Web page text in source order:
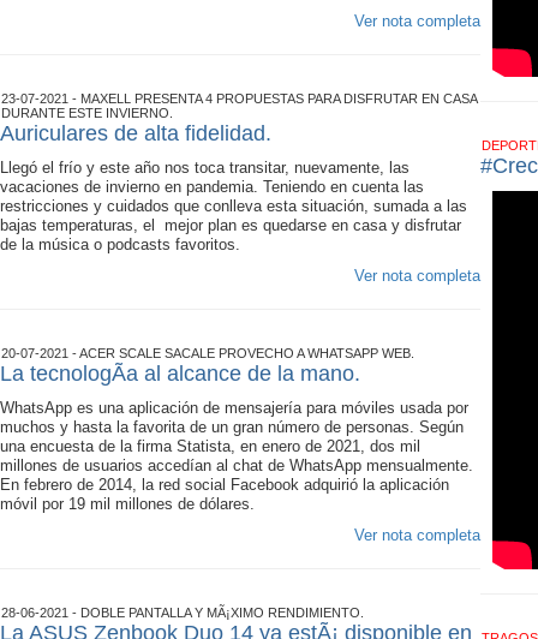
Ver nota completa
23-07-2021 - MAXELL PRESENTA 4 PROPUESTAS PARA DISFRUTAR EN CASA
DURANTE ESTE INVIERNO.
Auriculares de alta fidelidad.
Llegó el frío y este año nos toca transitar, nuevamente, las
vacaciones de invierno en pandemia. Teniendo en cuenta las
restricciones y cuidados que conlleva esta situación, sumada a las
bajas temperaturas, el mejor plan es quedarse en casa y disfrutar
de la música o podcasts favoritos.
Ver nota completa
20-07-2021 - ACER SCALE SACALE PROVECHO A WHATSAPP WEB.
La tecnologÃ­a al alcance de la mano.
WhatsApp es una aplicación de mensajería para móviles usada por
muchos y hasta la favorita de un gran número de personas. Según
una encuesta de la firma Statista, en enero de 2021, dos mil
millones de usuarios accedían al chat de WhatsApp mensualmente.
En febrero de 2014, la red social Facebook adquirió la aplicación
móvil por 19 mil millones de dólares.
Ver nota completa
28-06-2021 - DOBLE PANTALLA Y MÃ¡XIMO RENDIMIENTO.
La ASUS Zenbook Duo 14 ya estÃ¡ disponible en